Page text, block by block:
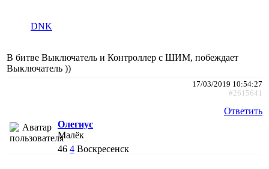
DNK
В битве Выключатель и Контроллер с ШИМ, побеждает
Выключатель ))
17/03/2019 10:54:27
#2615641
Ответить
Олегиус
Малёк
46 4 Воскресенск